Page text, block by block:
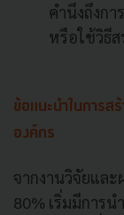
คำนึงถึงกา
หรือใช้วิธี
ข้อแนะนำในการส
องค์กร
จากงานวิจัยแล
80% เริ่มมีการ